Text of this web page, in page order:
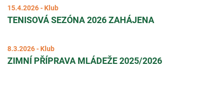
15.4.2026 - Klub
TENISOVÁ SEZÓNA 2026 ZAHÁJENA
8.3.2026 - Klub
ZIMNÍ PŘÍPRAVA MLÁDEŽE 2025/2026